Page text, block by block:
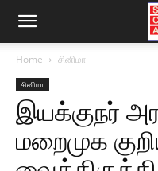
Home சினிமா
சினிமா
இயக்குநர்
மறைமுக